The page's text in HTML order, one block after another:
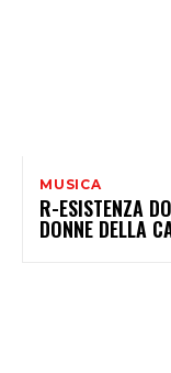
MUSICA
R-ESISTENZA
DONNE DELLA